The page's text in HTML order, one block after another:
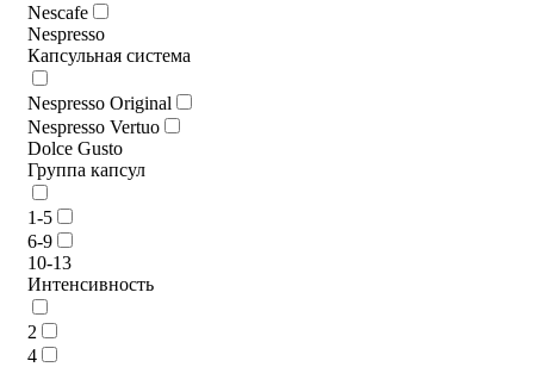
Nescafe
Nespresso
Капсульная система
Nespresso Original
Nespresso Vertuo
Dolce Gusto
Группа капсул
1-5
6-9
10-13
Интенсивность
2
4